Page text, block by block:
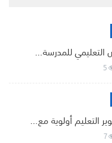
التعليمي للمدرسة…
5
التعليم أولوية مع…
7